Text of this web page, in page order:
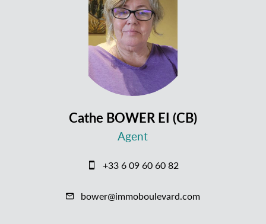
Cathe BOWER EI (CB)
Agent
+33 6 09 60 60 82
bower@immoboulevard.com